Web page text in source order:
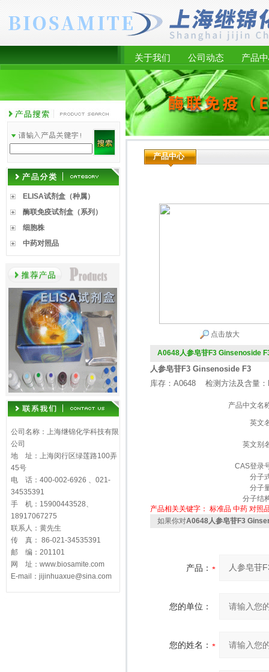
关于我们 公司动态 产品
ELISA试剂盒（种属）
酶联免疫试剂盒（系列）
细胞株
中药对照品
公司名称：上海继锦化学科技有限
公司
地 址：上海闵行区绿莲路100弄
45号
电 话：400-002-6926 、021-
34535391
手 机：15900443528、
18917067275
联系人：黄先生
传 真： 86-021-34535391
邮 编：201101
网 址：www.biosamite.com
E-mail：jijinhuaxue@sina.com
产品中心
点击放大
A0648人参皂苷F3 Ginsenoside
人参皂苷F3 Ginsenoside F3
库存：A0648 检测方法及含量
产品中文名
英文
英文别
CAS登录
分子
分子
分子结
产品相关关键字： 标准品 中药 对照
如果你对A0648人参皂苷F3
产品：
您的单位：
您的姓名：